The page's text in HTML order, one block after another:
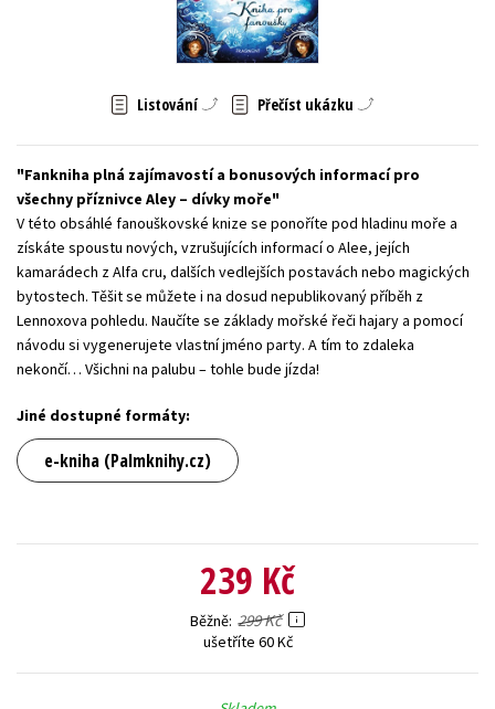
Zahraniční literatura
Listování Přečíst ukázku
Fankniha plná zajímavostí a bonusových informací pro
všechny příznivce Aley – dívky moře
V této obsáhlé fanouškovské knize se ponoříte pod hladinu moře a
získáte spoustu nových, vzrušujících informací o Alee, jejích
kamarádech z Alfa cru, dalších vedlejších postavách nebo magických
bytostech. Těšit se můžete i na dosud nepublikovaný příběh z
Lennoxova pohledu. Naučíte se základy mořské řeči hajary a pomocí
návodu si vygenerujete vlastní jméno party. A tím to zdaleka
nekončí… Všichni na palubu – tohle bude jízda!
Jiné dostupné formáty:
e-kniha (Palmknihy.cz)
239 Kč
Běžně 299 Kč
ušetříte 60 Kč